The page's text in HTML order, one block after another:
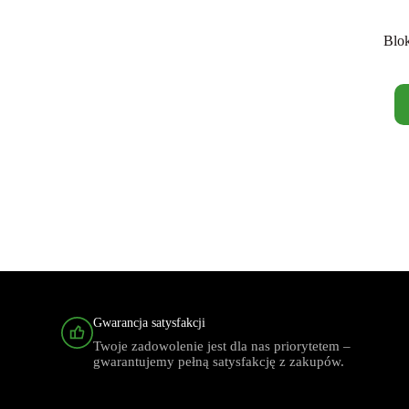
Gwarancja satysfakcji
Twoje zadowolenie jest dla nas priorytetem –
gwarantujemy pełną satysfakcję z zakupów.